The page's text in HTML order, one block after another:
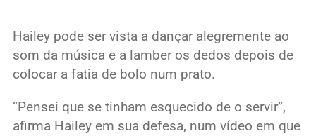
Hailey pode ser vista a dançar alegremente ao
som da música e a lamber os dedos depois de
colocar a fatia de bolo num prato.
“Pensei que se tinham esquecido de o servir”,
afirma Hailey em sua defesa, num vídeo em que